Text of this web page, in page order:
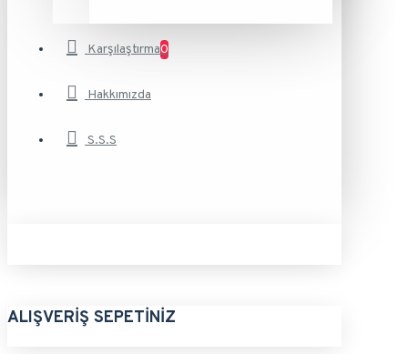
Karşılaştırma0
Hakkımızda
S.S.S
ALIŞVERIŞ SEPETINIZ